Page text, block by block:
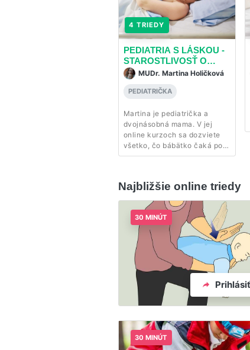
4 TRIEDY
PEDIATRIA S LÁSKOU -
STAROSTLIVOSŤ O
NOVORODENCA
MUDr. Martina Holičková
PEDIATRIČKA
Martina je pediatrička a
dvojnásobná mama. V jej
online kurzoch sa dozviete
všetko, čo bábätko čaká po
narodení a ako prebieha
Najbližšie online triedy
30 MINÚT
Prihlásiť
30 MINÚT